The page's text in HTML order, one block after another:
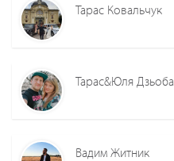
Тарас Ковальчук
Тарас&Юля Дзьоба
Вадим Житник